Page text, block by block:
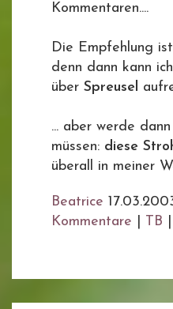
Kommentaren....
Die Empfehlung
denn dann kann
über Spreusel
... aber werde
müssen: diese
überall in meiner
Beatrice
Kommentare
TB